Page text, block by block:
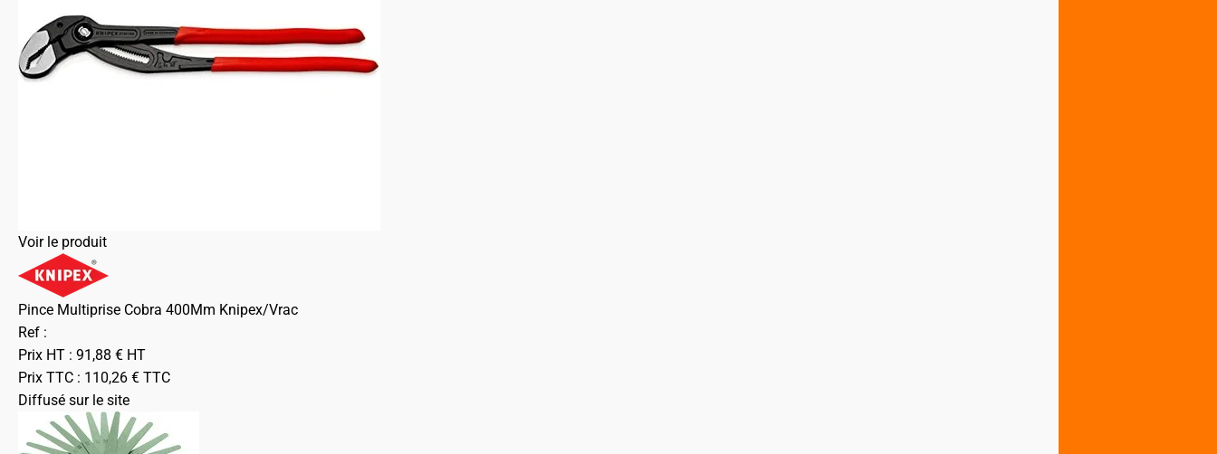
Voir le produit
Pince Multiprise Cobra 400Mm Knipex/Vrac
Ref :
Prix HT : 91,88 € HT
Prix TTC : 110,26 € TTC
Diffusé sur le site